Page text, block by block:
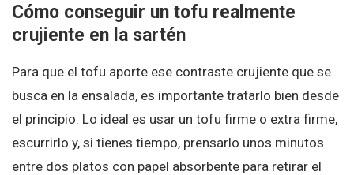
Cómo conseguir un tofu realmente
crujiente en la sartén
Para que el tofu aporte ese contraste crujiente que se
busca en la ensalada, es importante tratarlo bien desde
el principio. Lo ideal es usar un tofu firme o extra firme,
escurrirlo y, si tienes tiempo, prensarlo unos minutos
entre dos platos con papel absorbente para retirar el